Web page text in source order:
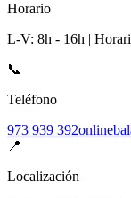
Horario
L-V: 8h - 16h |
📞
Teléfono
973 939 392
📍
Localización